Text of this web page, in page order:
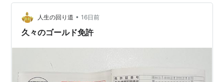
人生の回り道 • 16日前
久々のゴールド免許